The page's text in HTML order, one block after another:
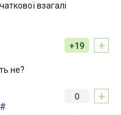
взагалі
+
+19
не?
+
0
#